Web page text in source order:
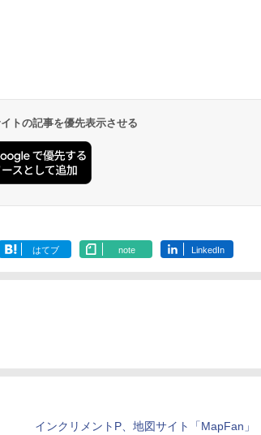
トの記事を優先表示させる
はてブ note LinkedIn
インクリメントP、地図サイト「MapFan」